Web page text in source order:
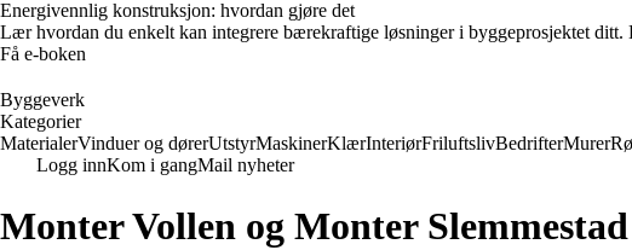
Energivennlig konstruksjon: hvordan gjøre det
Lær hvordan du enkelt kan integrere bærekraftige løsninger i byggeprosjektet
Få e-boken
Byggeverk
Kategorier
MaterialerVinduer og dørerUtstyrMaskinerKlærInteriørFriluftslivBedrifterMurer
Logg innKom i gangMail nyheter
Monter Vollen og Monter Slemmestad